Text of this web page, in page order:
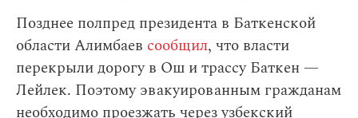
Позднее полпред президента в Баткенской
области Алимбаев сообщил, что власти
перекрыли дорогу в Ош и трассу Баткен —
Лейлек. Поэтому эвакуированным гражданам
необходимо проезжать через узбекский